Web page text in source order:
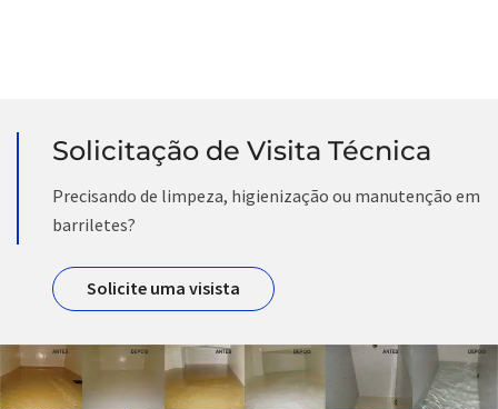
Solicitação de Visita Técnica
Precisando de limpeza, higienização ou manutenção em
barriletes?
Solicite uma visista